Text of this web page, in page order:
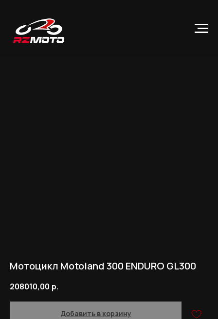
Мотоцикл Motoland 300 ENDURO GL300
208010,00 р.
Добавить в корзину